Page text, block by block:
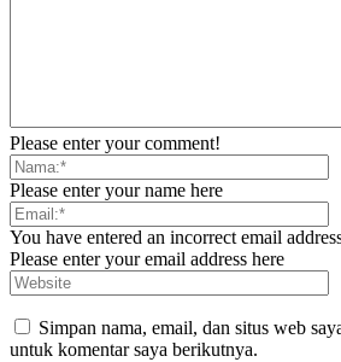
Please enter your comment!
Please enter your name here
You have entered an incorrect email
Please enter your email address here
Simpan nama, email, dan situs web
untuk komentar saya berikutnya.